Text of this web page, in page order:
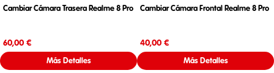
Cambiar Cámara Trasera Realme 8 Pro
60,00 €
Más Detalles
Cambiar Cámara Frontal Realme 8 Pro
40,00 €
Más Detalles